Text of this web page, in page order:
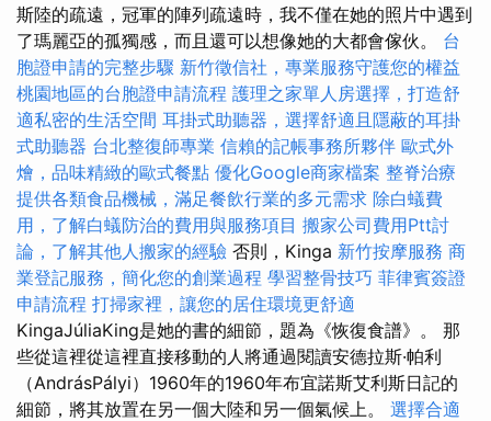
斯陸的疏遠，冠軍的陣列疏遠時，我不僅在她的照片中遇到
了瑪麗亞的孤獨感，而且還可以想像她的大都會傢伙。 台
胞證申請的完整步驟 新竹徵信社，專業服務守護您的權益
桃園地區的台胞證申請流程 護理之家單人房選擇，打造舒
適私密的生活空間 耳掛式助聽器，選擇舒適且隱蔽的耳掛
式助聽器 台北整復師專業 信賴的記帳事務所夥伴 歐式外
燴，品味精緻的歐式餐點 優化Google商家檔案 整脊治療
提供各類食品機械，滿足餐飲行業的多元需求 除白蟻費
用，了解白蟻防治的費用與服務項目 搬家公司費用Ptt討
論，了解其他人搬家的經驗 否則，Kinga 新竹按摩服務 商
業登記服務，簡化您的創業過程 學習整骨技巧 菲律賓簽證
申請流程 打掃家裡，讓您的居住環境更舒適
KingaJúliaKing是她的書的細節，題為《恢復食譜》。 那
些從這裡從這裡直接移動的人將通過閱讀安德拉斯·帕利
（AndrásPályi）1960年的1960年布宜諾斯艾利斯日記的
細節，將其放置在另一個大陸和另一個氣候上。 選擇合適